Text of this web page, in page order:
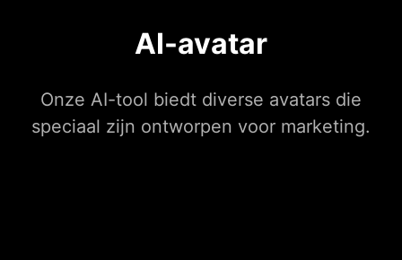
AI-avatar
Onze AI-tool biedt diverse avatars die
speciaal zijn ontworpen voor marketing.